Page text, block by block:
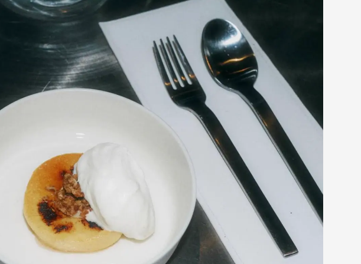
es lieber klassisch japanisch oder California Style? In beiden Fällen
darf ein guter Sake nicht fehlen. Wir empfehlen dir die besten Spots
für Maki, Sashimi, und Nigiri für jeden Geschmack.